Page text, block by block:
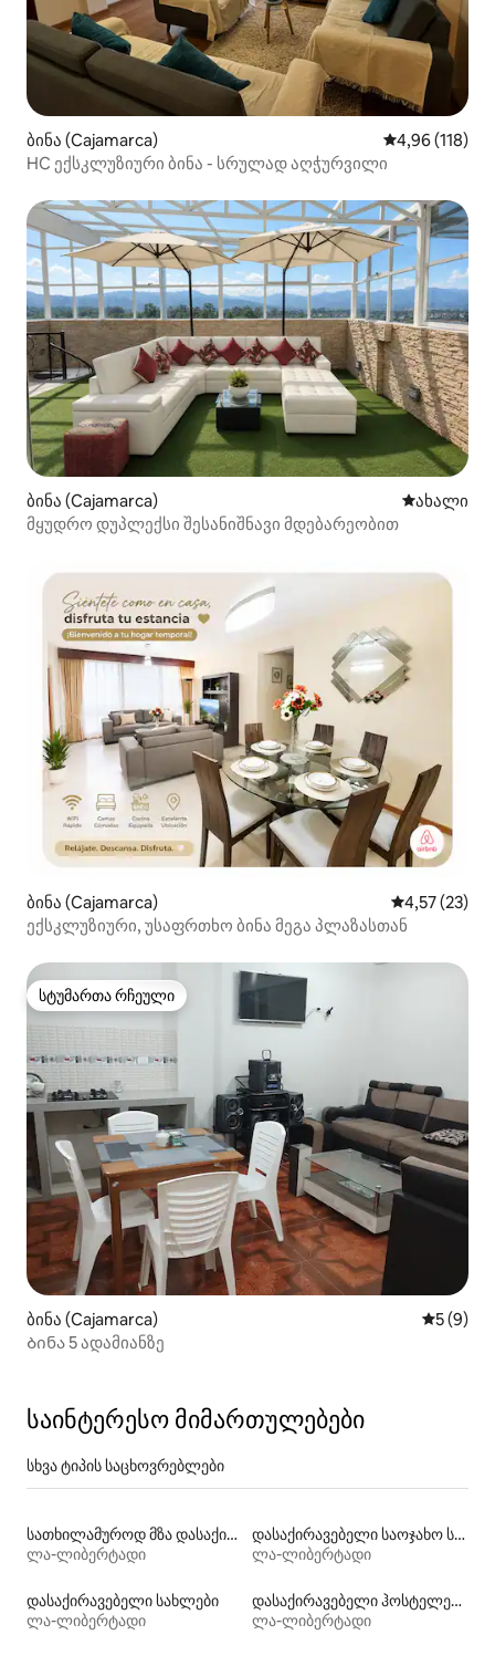
ბინა (Cajamarca) საშუალო
4,96 (118)
HC ექსკლუზიური ბინა - სრულად აღჭურვილი
ბინა (Cajamarca) ახლად
ახალი
მყუდრო დუპლექსი შესანიშნავი მდებარეობით
ბინა (Cajamarca) საშუალო
4,57 (23)
ექსკლუზიური, უსაფრთხო ბინა მეგა პლაზასთან
სტუმართა რჩეული
სტუმართა რჩეული
ბინა (Cajamarca) საშუალო
5 (9)
Ბინა 5 ადამიანზე
საინტერესო მიმართულებები
სხვა ტიპის საცხოვრებლები
სათხილამუროდ მზა დასაქირავებელი საცხოვრებლები
ლა-ლიბერტადი
დასაქირავებელი საოჯახო სასტუმროები
ლა-ლიბერტადი
დასაქირავებელი სახლები
ლა-ლიბერტადი
დასაქირავებელი ჰოსტელები
ლა-ლიბერტადი